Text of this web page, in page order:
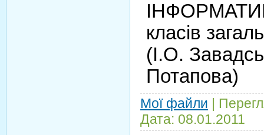
класів
(І.О.
Потапова)
Мої файли
Дата: 08.01.2011